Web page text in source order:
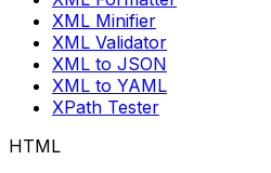
XML Minifier
XML Validator
XML to JSON
XML to YAML
XPath Tester
HTML